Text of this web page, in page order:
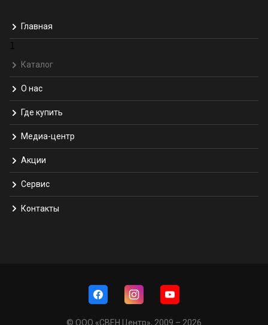
Главная
1
Каталог
О нас
Где купить
Медиа-центр
Акции
Сервис
Контакты
© ООО «СВЕН Центр», 2009 – 2026